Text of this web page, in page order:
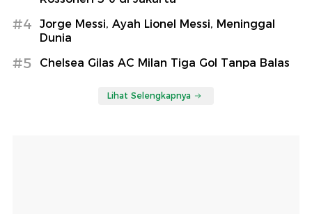
#4
Jorge Messi, Ayah Lionel Messi, Meninggal
Dunia
#5 Chelsea Gilas AC Milan Tiga Gol Tanpa Balas
Lihat Selengkapnya